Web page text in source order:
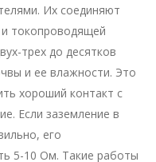
Их соединяют
токопроводящей
трех до десятков
и ее влажности. Это
хороший контакт с
Если заземление в
его
5-10 Ом. Такие работы